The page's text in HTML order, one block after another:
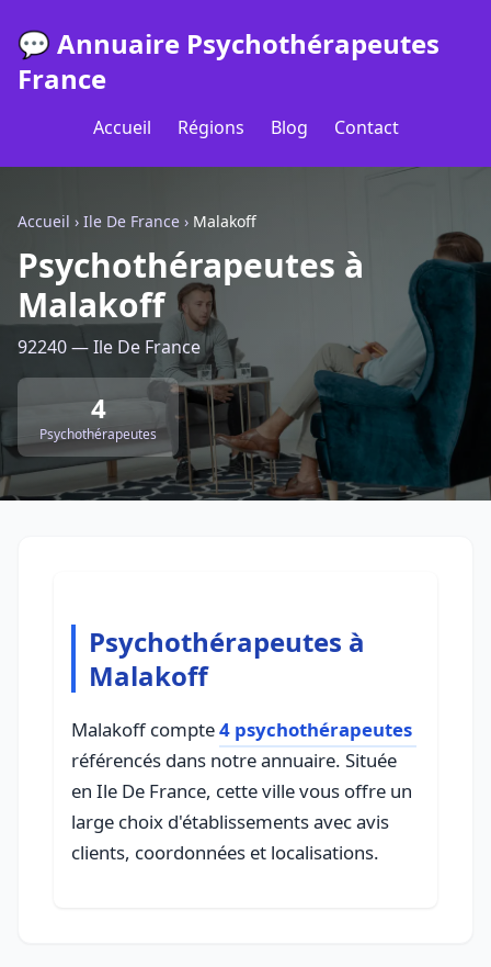
💬 Annuaire Psychothérapeutes
France
Accueil Régions Blog Contact
Accueil › Ile De France › Malakoff
Psychothérapeutes à
Malakoff
92240 — Ile De France
4
Psychothérapeutes
Psychothérapeutes à
Malakoff
Malakoff compte4 psychothérapeutes
référencés dans notre annuaire. Située
en Ile De France, cette ville vous offre un
large choix d'établissements avec avis
clients, coordonnées et localisations.